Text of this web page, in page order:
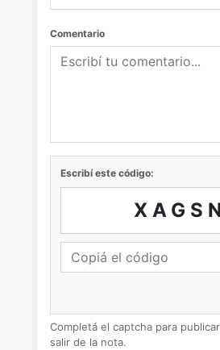
Comentario
Escribí este código:
Completá el captcha para
salir de la nota.